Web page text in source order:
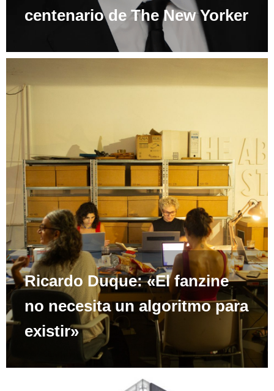
centenario de The New Yorker
Ricardo Duque: «El fanzine
no necesita un algoritmo para
existir»